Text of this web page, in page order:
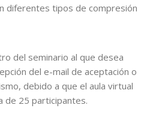
diferentes tipos de compresión
del seminario al que desea
del e-mail de aceptación o
debido a que el aula virtual
de 25 participantes.